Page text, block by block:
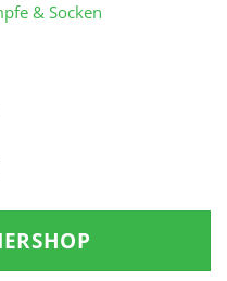
€.
& Socken